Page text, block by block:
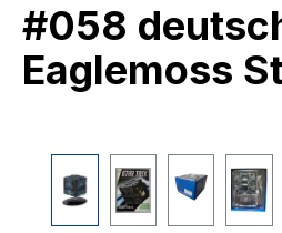
#058
Eaglemoss